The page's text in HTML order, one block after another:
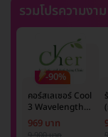
รวมโปรความง
-90%
คอร์สเลเซอร์ Cool
3 Wavelength
Diode กำจัดขน
รักแร้ 1 ปี 12 ครั้ง
969 บาท